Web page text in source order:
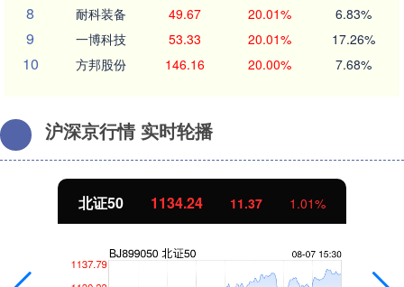
8 耐科装备 49.67 20.01% 6.83%
9 一博科技 53.33 20.01% 17.26%
10 方邦股份 146.16 20.00% 7.68%
沪深京行情 实时轮播
北证50 1134.24 11.37 1.01%